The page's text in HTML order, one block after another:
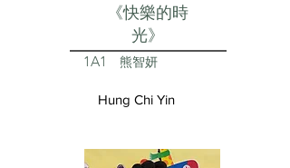
《快樂的時
光》
1A1 熊智妍
Hung Chi Yin